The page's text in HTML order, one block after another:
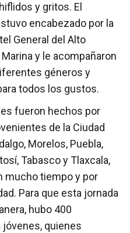
y gritos. El
encabezado por la
General del Alto
y le acompañaron
géneros y
todos los gustos.
fueron hechos por
de la Ciudad
Morelos, Puebla,
Tabasco y Tlaxcala,
mucho tiempo y por
Para que esta jornada
hubo 400
quienes